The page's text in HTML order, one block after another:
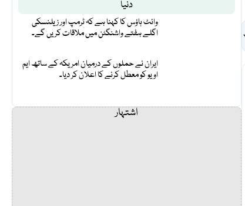
دنیا
وائٹ ہاؤس کا کہنا ہے کہ ٹرمپ اور زیلنسکی
اگلے ہفتے واشنگٹن میں ملاقات کریں گے۔
ایران نے حملوں کے درمیان امریکہ کے ساتھ ایم
او یو کو معطل کرنے کا اعلان کر دیا۔
اشتہار